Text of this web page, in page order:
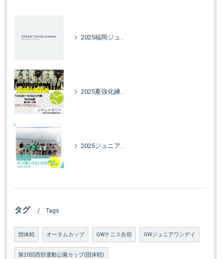
2025福岡ジュニアオータムカップ
2025夏強化練習会！
2025ジュニア強化合宿in海の中道
タグ Tags
団体戦 オータムカップ GWテニス合宿 GWジュニアワンデイ
第20回西部運動公園カップ(団体戦)